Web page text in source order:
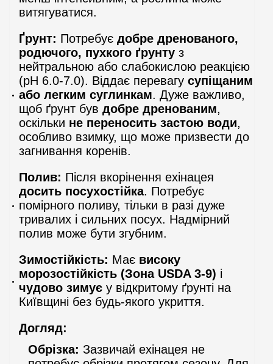
витягуватися.
Ґрунт: Потребує добре дренованого,
родючого, пухкого ґрунту з
нейтральною або слабокислою реакцією
(pH 6.0-7.0). Віддає перевагу супіщаним
або легким суглинкам. Дуже важливо,
щоб ґрунт був добре дренованим,
оскільки не переносить застою води,
особливо взимку, що може призвести до
загнивання коренів.
Полив: Після вкорінення ехінацея
досить посухостійка. Потребує
помірного поливу, тільки в разі дуже
тривалих і сильних посух. Надмірний
полив може бути згубним.
Зимостійкість: Має високу
морозостійкість (Зона USDA 3-9) і
чудово зимує у відкритому ґрунті на
Київщині без будь-якого укриття.
Догляд:
Обрізка: Зазвичай ехінацея не